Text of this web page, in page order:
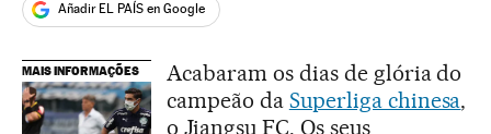
Añadir EL PAÍS en Google
MAIS INFORMAÇÕES
Acabaram os dias de glória do
campeão da Superliga chinesa,
o Jiangsu FC. Os seus